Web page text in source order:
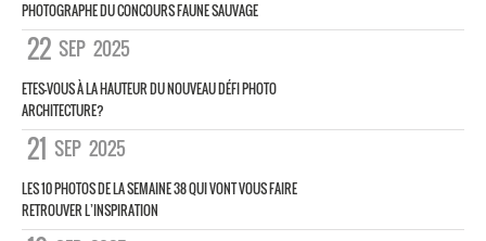
PHOTOGRAPHE DU CONCOURS FAUNE SAUVAGE
22 SEP 2025
ETES-VOUS À LA HAUTEUR DU NOUVEAU DÉFI PHOTO
ARCHITECTURE?
21 SEP 2025
LES 10 PHOTOS DE LA SEMAINE 38 QUI VONT VOUS FAIRE
RETROUVER L’INSPIRATION